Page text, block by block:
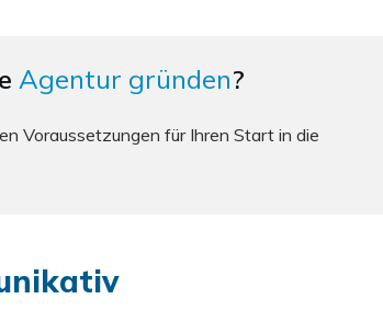
Agentur gründen?
Voraussetzungen für Ihren Start in die